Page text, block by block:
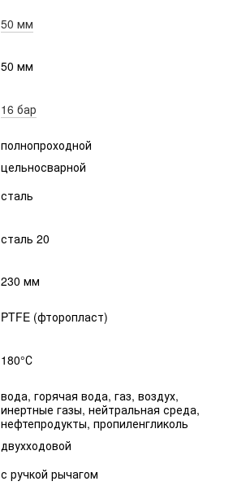
50 мм
50 мм
16 бар
полнопроходной
цельносварной
сталь
сталь 20
230 мм
PTFE (фторопласт)
180°С
вода, горячая вода, газ, воздух,
инертные газы, нейтральная среда,
нефтепродукты, пропиленгликоль
двухходовой
с ручкой рычагом